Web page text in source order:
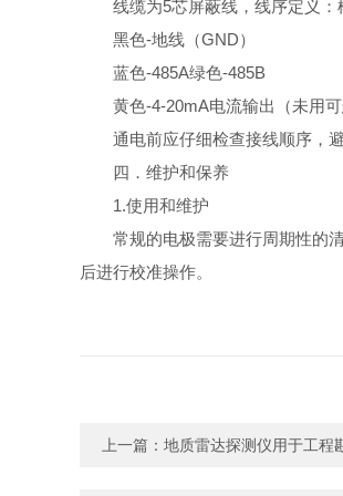
线缆为5芯屏蔽线，线序定义：
黑色-地线（GND）
蓝色-485A绿色-485B
黄色-4-20mA电流输出（未用可
通电前应仔细检查接线顺序，
四．维护和保养
1.使用和维护
常规的电极需要进行周期性的
后进行校准操作。
上一篇： 地质雷达探测仪用于工程